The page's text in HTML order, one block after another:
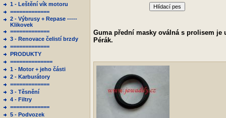
1 - Leštění vík motoru
=============
2 - Výbrusy + Repase -----
Klikovek
=============
3 - Renovace čelistí brzdy
=============
PRODUKTY
==============
1 - Motor + jeho části
2 - Karburátory
=============
3 - Těsnění
4 - Filtry
=============
5 - Podvozek
Hlídací pes
Guma přední masky oválná s prolisem je
Pérák.